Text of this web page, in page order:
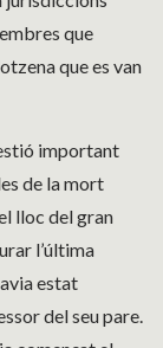
que
que es van
important
de la mort
lloc del gran
l’última
estat
del seu pare.